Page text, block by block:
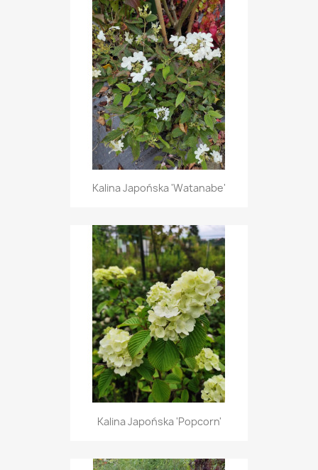
Kalina Japońska 'Watanabe'
Kalina Japońska 'Popcorn'